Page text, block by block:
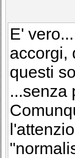
E'
accorgi,
questi
...senza